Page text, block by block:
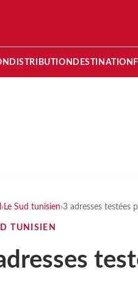
DISTRIBUTION DESTINATION
› Le Sud tunisien›3 adresses testées
TUNISIEN